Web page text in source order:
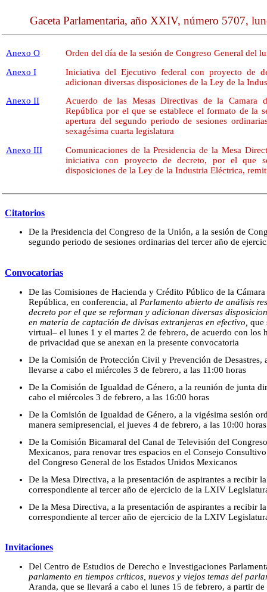
Gaceta Parlamentaria, año XXIV, número 5707,
Anexo O
Orden del día de la sesión de Congreso General del
Anexo I
Iniciativa del Ejecutivo federal con proyecto de
adicionan diversas disposiciones de la Ley de la
Anexo II
Acuerdo de las Mesas Directivas de la Camara
República por el que se establece el formato de la
apertura del segundo periodo de sesiones
sexagésima cuarta legislatura
Anexo III
Comunicaciones de la Presidencia de la Mesa
iniciativa con proyecto de decreto, por el que
disposiciones de la Ley de la Industria Eléctrica,
Citatorios
De la Presidencia del Congreso de la Unión, a la sesión de
segundo periodo de sesiones ordinarias del tercer año de
Convocatorias
De las Comisiones de Hacienda y Crédito Público de la
República, en conferencia, al Parlamento abierto de análisis
decreto por el que se reforman y adicionan diversas
en materia de captación de divisas extranjeras en efectivo, que
virtual– el lunes 1 y el martes 2 de febrero, de acuerdo con los
de privacidad que se anexan en la presente convocatoria
De la Comisión de Protección Civil y Prevención de
llevarse a cabo el miércoles 3 de febrero, a las 11:00 horas
De la Comisión de Igualdad de Género, a la reunión de junta
cabo el miércoles 3 de febrero, a las 16:00 horas
De la Comisión de Igualdad de Género, a la vigésima sesión
manera semipresencial, el jueves 4 de febrero, a las 10:00 horas
De la Comisión Bicamaral del Canal de Televisión del
Mexicanos, para renovar tres espacios en el Consejo
del Congreso General de los Estados Unidos Mexicanos
De la Mesa Directiva, a la presentación de aspirantes a recibir
correspondiente al tercer año de ejercicio de la LXIV
De la Mesa Directiva, a la presentación de aspirantes a recibir
correspondiente al tercer año de ejercicio de la LXIV
Invitaciones
Del Centro de Estudios de Derecho e Investigaciones
parlamento en tiempos críticos, nuevos y viejos temas del
Aranda, que se llevará a cabo el lunes 15 de febrero, a partir de